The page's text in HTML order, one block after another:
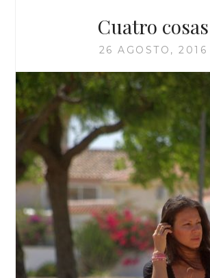
Cuatro cosas
26 AGOSTO, 2016